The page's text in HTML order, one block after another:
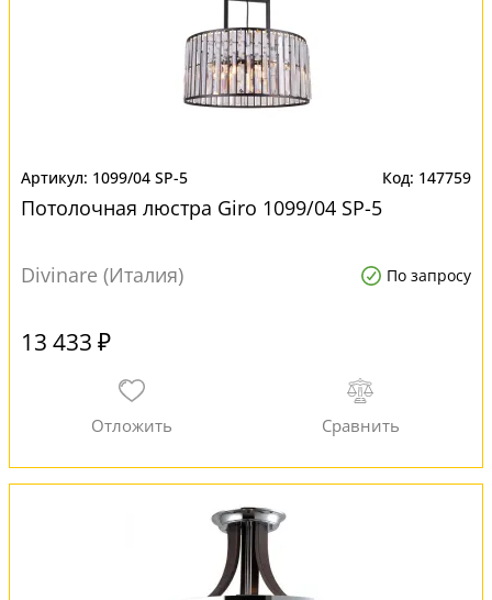
1099/04 SP-5 147759
Потолочная люстра Giro 1099/04 SP-5
Divinare (Италия) По запросу
13 433 ₽